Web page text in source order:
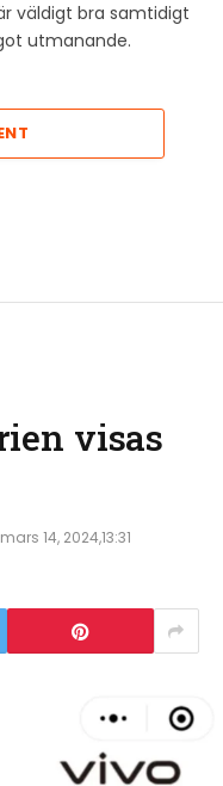
väldigt bra samtidigt
utmanande.
visas
14, 2024,13:31